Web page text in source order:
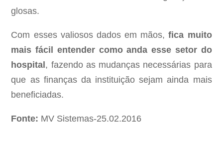
glosas.
Com esses valiosos dados em mãos,fica muito
mais fácil entender como anda esse setor do
hospital , fazendo as mudanças necessárias para
que as finanças da instituição sejam ainda mais
beneficiadas.
Fonte: MV Sistemas-25.02.2016